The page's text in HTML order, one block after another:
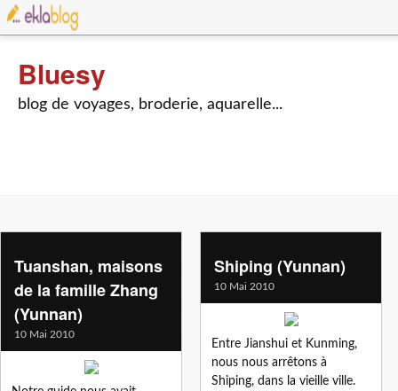
Bluesy
blog de voyages, broderie, aquarelle...
Tuanshan, maisons
de la famille Zhang
(Yunnan)
10 Mai 2010
Shiping (Yunnan)
10 Mai 2010
Entre Jianshui et Kunming,
nous nous arrêtons à
Shiping, dans la vieille ville.